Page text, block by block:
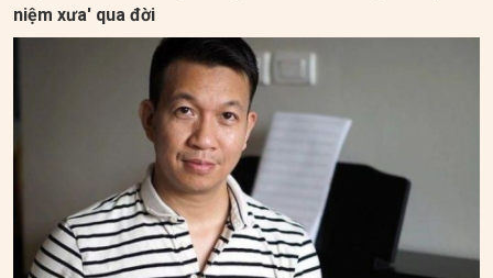
niệm xưa' qua đời